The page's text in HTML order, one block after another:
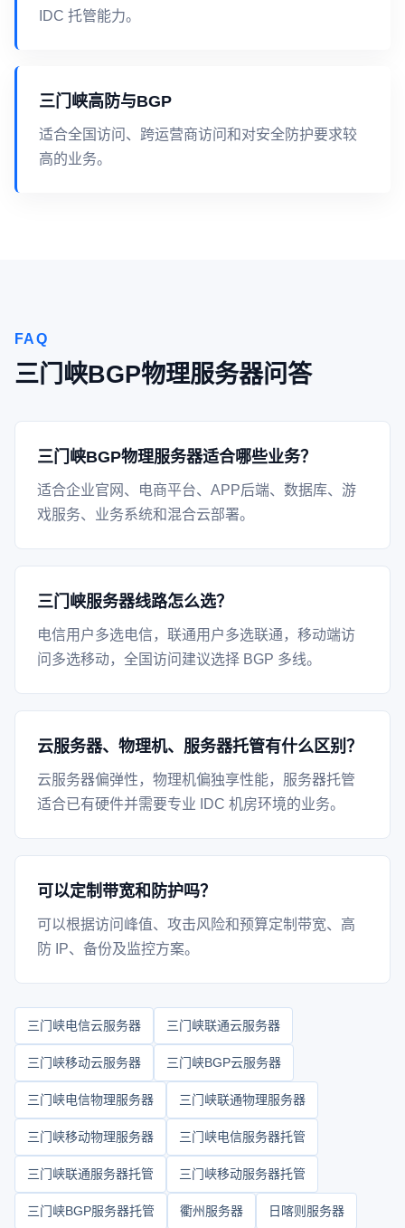
IDC 托管能力。
三门峡高防与BGP
适合全国访问、跨运营商访问和对安全防护要求较
高的业务。
FAQ
三门峡BGP物理服务器问答
三门峡BGP物理服务器适合哪些业务？
适合企业官网、电商平台、APP后端、数据库、游
戏服务、业务系统和混合云部署。
三门峡服务器线路怎么选？
电信用户多选电信，联通用户多选联通，移动端访
问多选移动，全国访问建议选择 BGP 多线。
云服务器、物理机、服务器托管有什么区别？
云服务器偏弹性，物理机偏独享性能，服务器托管
适合已有硬件并需要专业 IDC 机房环境的业务。
可以定制带宽和防护吗？
可以根据访问峰值、攻击风险和预算定制带宽、高
防 IP、备份及监控方案。
三门峡电信云服务器 三门峡联通云服务器
三门峡移动云服务器 三门峡BGP云服务器
三门峡电信物理服务器 三门峡联通物理服务器
三门峡移动物理服务器 三门峡电信服务器托管
三门峡联通服务器托管 三门峡移动服务器托管
三门峡BGP服务器托管 衢州服务器 日喀则服务器